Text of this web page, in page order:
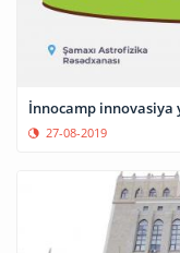
İnnocamp innovasiya
27-08-2019